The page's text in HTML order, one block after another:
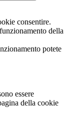
consentire.
della
potete
essere
della cookie